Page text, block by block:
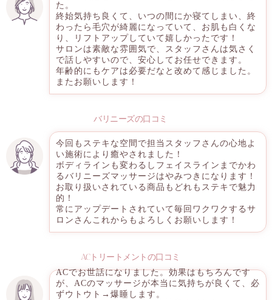
た。
終始気持ち良くて、いつの間にか寝てしまい、終
わったら毛穴が綺麗になっていて、お肌も白くな
り、リフトアップしていて嬉しかったです！
サロンは素敵な雰囲気で、スタッフさんは気さく
で話しやすいので、安心してお任せできます。
年齢的にもケアは必要だなと改めて感じました。
またお願いします！
バリニーズの口コミ
今回もステキな空間で担当スタッフさんの心地よ
い施術により癒やされました！
ボディラインも変わるしフェイスラインまでかわ
るバリニーズマッサージはやみつきになります！
お取り扱いされている商品もどれもステキで魅力
的！
常にアップデートされていて毎回ワクワクするサ
ロンさんこれからもよろしくお願いします！
ACトリートメントの口コミ
ACでお世話になりました。効果はもちろんです
が、ACのマッサージが本当に気持ちが良くて、必
ずウトウト→爆睡します。